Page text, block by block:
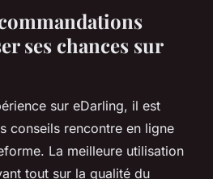
ses chances sur
sur eDarling, il est
conseils rencontre en ligne
La meilleure utilisation
tout sur la qualité du